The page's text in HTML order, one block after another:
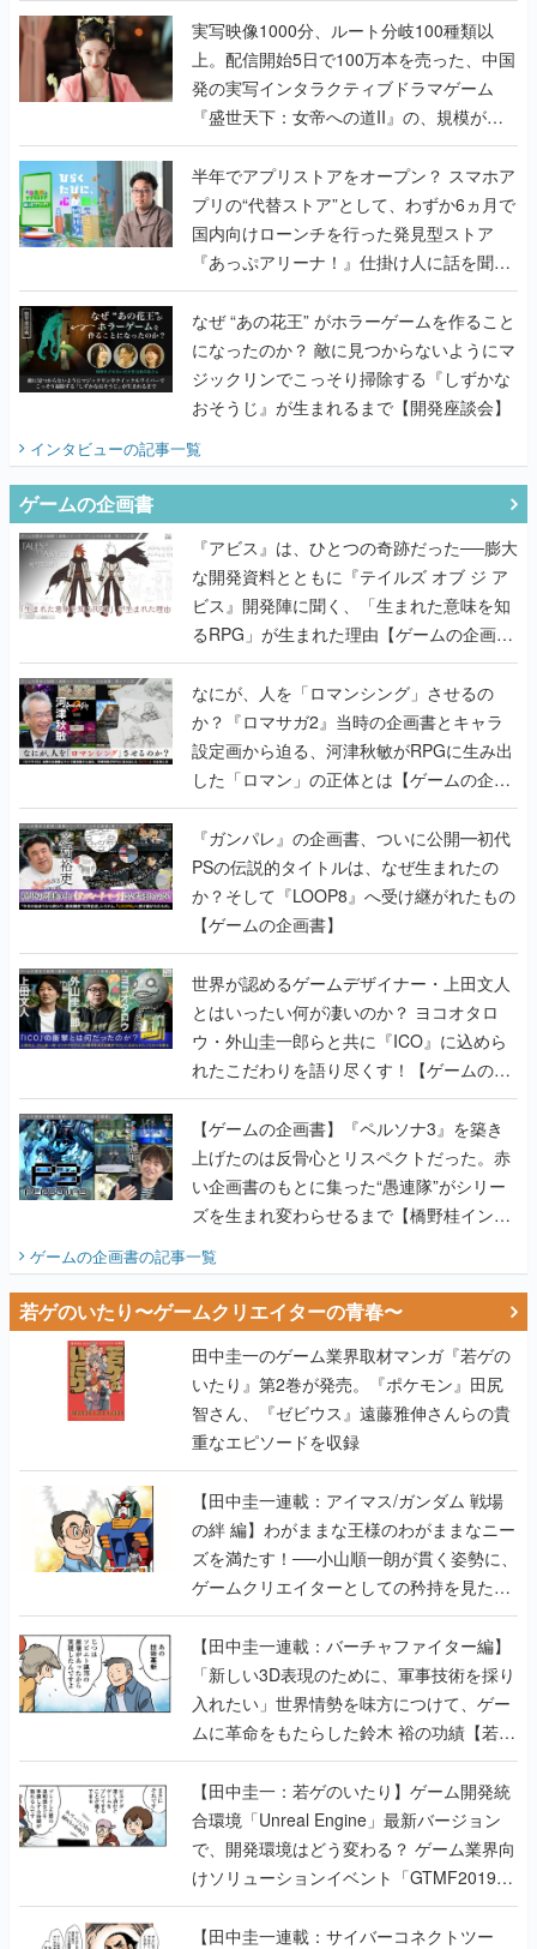
んだレジェンド2人に訊く開発秘話
実写映像1000分、ルート分岐100種類以
上。配信開始5日で100万本を売った、中国
発の実写インタラクティブドラマゲーム
『盛世天下：女帝への道II』の、規模が違
うこだわりをプロデューサーに聞いた
半年でアプリストアをオープン？ スマホア
プリの“代替ストア”として、わずか6ヵ月で
国内向けローンチを行った発見型ストア
『あっぷアリーナ！』仕掛け人に話を聞い
てみた
なぜ “あの花王” がホラーゲームを作ること
になったのか？ 敵に見つからないようにマ
ジックリンでこっそり掃除する『しずかな
おそうじ』が生まれるまで【開発座談会】
インタビューの記事一覧
ゲームの企画書
『アビス』は、ひとつの奇跡だった──膨大
な開発資料とともに『テイルズ オブ ジ ア
ビス』開発陣に聞く、「生まれた意味を知
るRPG」が生まれた理由【ゲームの企画
書】
なにが、人を「ロマンシング」させるの
か？『ロマサガ2』当時の企画書とキャラ
設定画から迫る、河津秋敏がRPGに生み出
した「ロマン」の正体とは【ゲームの企画
書】
『ガンパレ』の企画書、ついに公開━初代
PSの伝説的タイトルは、なぜ生まれたの
か？そして『LOOP8』へ受け継がれたもの
【ゲームの企画書】
世界が認めるゲームデザイナー・上田文人
とはいったい何が凄いのか？ ヨコオタロ
ウ・外山圭一郎らと共に『ICO』に込めら
れたこだわりを語り尽くす！【ゲームの企
画書】
【ゲームの企画書】『ペルソナ3』を築き
上げたのは反骨心とリスペクトだった。赤
い企画書のもとに集った“愚連隊”がシリー
ズを生まれ変わらせるまで【橋野桂インタ
ゲームの企画書の記事一覧
若ゲのいたり〜ゲームクリエイターの青春〜
田中圭一のゲーム業界取材マンガ『若ゲの
いたり』第2巻が発売。『ポケモン』田尻
智さん、『ゼビウス』遠藤雅伸さんらの貴
重なエピソードを収録
【田中圭一連載：アイマス/ガンダム 戦場
の絆 編】わがままな王様のわがままなニー
ズを満たす！──小山順一朗が貫く姿勢に、
ゲームクリエイターとしての矜持を見た
【若ゲのいたり最終回】
【田中圭一連載：バーチャファイター編】
「新しい3D表現のために、軍事技術を採り
入れたい」世界情勢を味方につけて、ゲー
ムに革命をもたらした鈴木 裕の功績【若ゲ
のいたり】
【田中圭一：若ゲのいたり】ゲーム開発統
合環境「Unreal Engine」最新バージョン
で、開発環境はどう変わる？ ゲーム業界向
けソリューションイベント「GTMF2019」
に行って、より理解を深めよう【PR】
【田中圭一連載：サイバーコネクトツー